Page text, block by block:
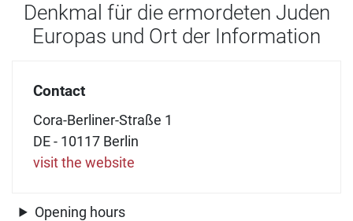
Denkmal für die ermordeten Juden
Europas und Ort der Information
Contact
Cora-Berliner-Straße 1
DE - 10117 Berlin
visit the website
Opening hours